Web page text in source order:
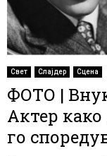
Свет Слајдер Сцена
ФОТО |
Актер
го